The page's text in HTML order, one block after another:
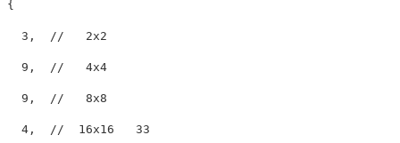
{
3 , //   2x2
9 , //   4x4
9 , //   8x8
4 , //  16x16   33